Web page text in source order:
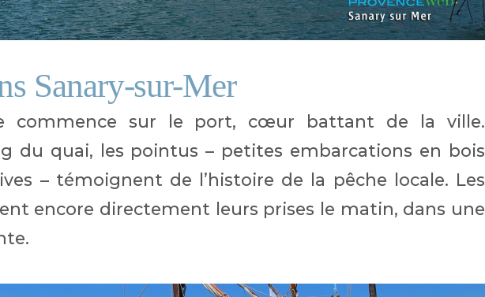
Sanary-sur-Mer
commence sur le port, cœur battant de la ville.
du quai, les pointus – petites embarcations en bois
– témoignent de l’histoire de la pêche locale. Les
encore directement leurs prises le matin, dans une